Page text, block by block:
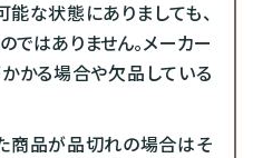
な状態にありましても、
ではありません。メーカー
かる場合や欠品している
商品が品切れの場合はそ